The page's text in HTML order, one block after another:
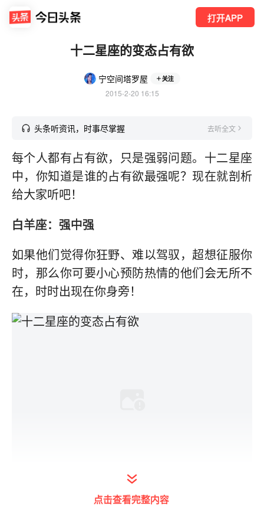
打开APP
十二星座的变态占有欲
宁空间塔罗屋 关注
2015-2-20 16:15
头条听资讯，时事尽掌握 去听全文
每个人都有占有欲，只是强弱问题。十二星座
中，你知道是谁的占有欲最强呢？现在就剖析
给大家听吧！
白羊座：强中强
如果他们觉得你狂野、难以驾驭，超想征服你
时，那么你可要小心预防热情的他们会无所不
在，时时出现在你身旁！
金牛座：世界第一等
点击查看完整内容